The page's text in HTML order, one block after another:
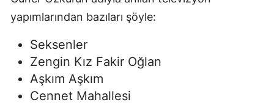
yapımlarından bazıları şöyle:
Seksenler
Zengin Kız Fakir Oğlan
Aşkım Aşkım
Cennet Mahallesi